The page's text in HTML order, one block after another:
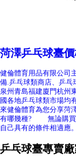
菏澤乒乓球臺
健倫體育用品有限公司
備.乒乓球類商店、乒
泉州青島福建廈門杭州
國各地乒乓球類市場均有
來健倫體育為您分享菏
有哪幾種? 無論購買什
自己具有的條件相適應
乒乓球臺專賣